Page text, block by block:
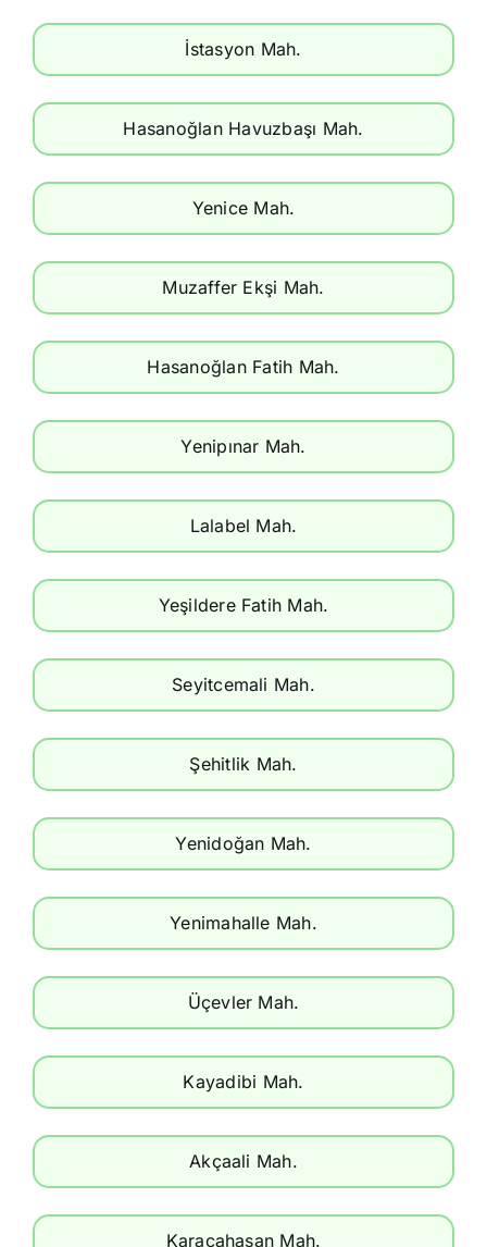
İstasyon Mah.
Hasanoğlan Havuzbaşı Mah.
Yenice Mah.
Muzaffer Ekşi Mah.
Hasanoğlan Fatih Mah.
Yenipınar Mah.
Lalabel Mah.
Yeşildere Fatih Mah.
Seyitcemali Mah.
Şehitlik Mah.
Yenidoğan Mah.
Yenimahalle Mah.
Üçevler Mah.
Kayadibi Mah.
Akçaali Mah.
Karacahasan Mah.